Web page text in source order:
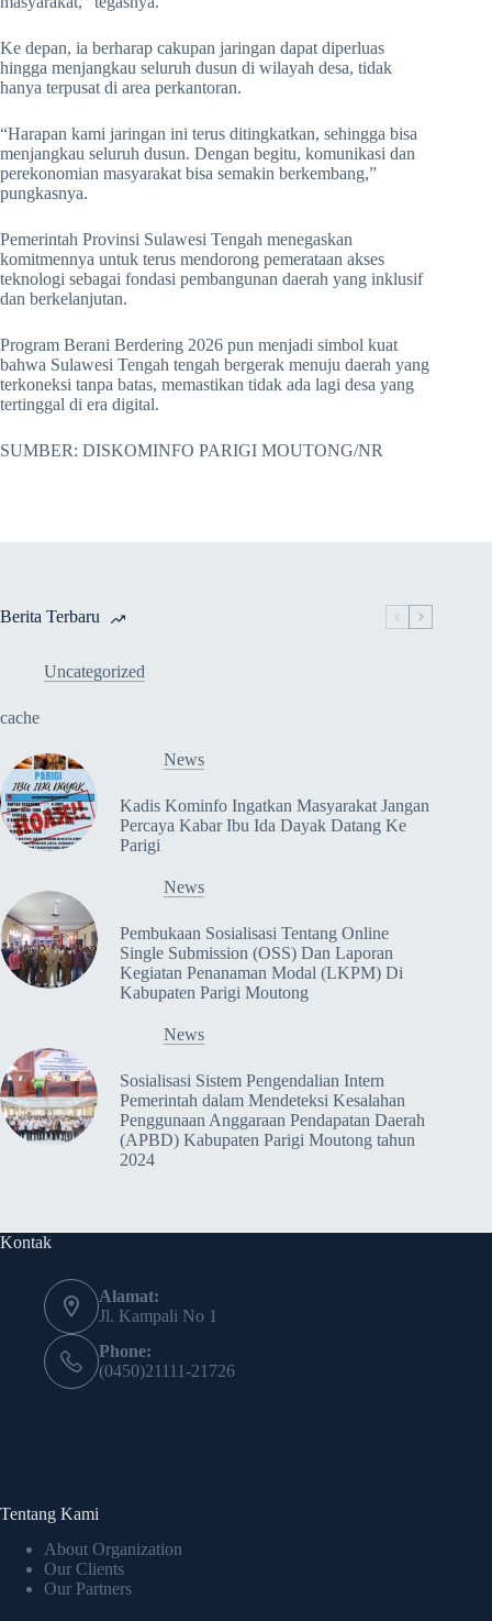
Ke depan, ia berharap cakupan jaringan dapat diperluas
hingga menjangkau seluruh dusun di wilayah desa, tidak
hanya terpusat di area perkantoran.
“Harapan kami jaringan ini terus ditingkatkan, sehingga bisa
menjangkau seluruh dusun. Dengan begitu, komunikasi dan
perekonomian masyarakat bisa semakin berkembang,”
pungkasnya.
Pemerintah Provinsi Sulawesi Tengah menegaskan
komitmennya untuk terus mendorong pemerataan akses
teknologi sebagai fondasi pembangunan daerah yang inklusif
dan berkelanjutan.
Program Berani Berdering 2026 pun menjadi simbol kuat
bahwa Sulawesi Tengah tengah bergerak menuju daerah yang
terkoneksi tanpa batas, memastikan tidak ada lagi desa yang
tertinggal di era digital.
SUMBER: DISKOMINFO PARIGI MOUTONG/NR
Berita Terbaru
Uncategorized
cache
News
Kadis Kominfo Ingatkan Masyarakat Jangan
Percaya Kabar Ibu Ida Dayak Datang Ke
Parigi
News
Pembukaan Sosialisasi Tentang Online
Single Submission (OSS) Dan Laporan
Kegiatan Penanaman Modal (LKPM) Di
Kabupaten Parigi Moutong
News
Sosialisasi Sistem Pengendalian Intern
Pemerintah dalam Mendeteksi Kesalahan
Penggunaan Anggaraan Pendapatan Daerah
(APBD) Kabupaten Parigi Moutong tahun
2024
Kontak
Alamat:
Jl. Kampali No 1
Phone:
(0450)21111-21726
Tentang Kami
About Organization
Our Clients
Our Partners